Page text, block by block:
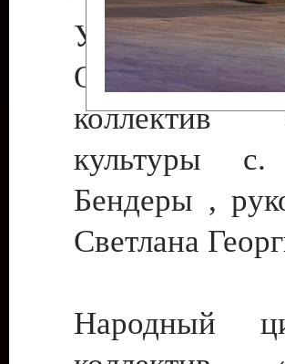
Участники
Образцовый
коллектив
культуры с.
Бендеры ,
Светлана
Народный